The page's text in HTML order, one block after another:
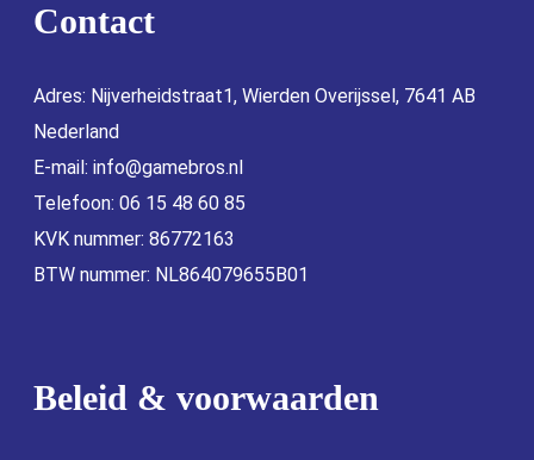
Contact
Adres: Nijverheidstraat1, Wierden Overijssel, 7641 AB
Nederland
E-mail: info@gamebros.nl
Telefoon: 06 15 48 60 85
KVK nummer: 86772163
BTW nummer: NL864079655B01
Beleid & voorwaarden